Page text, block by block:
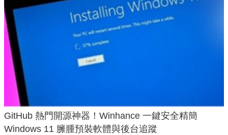
GitHub 熱門開源神器！Winhance 一鍵安全精簡
Windows 11 臃腫預裝軟體與後台追蹤